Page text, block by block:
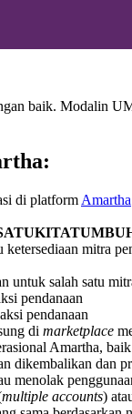
baik. Modalin
di platform Amartha
mitra
untuk salah satu
pendanaan
pendanaan
di marketplace
Amartha,
dikembalikan dan
menolak
multiple accounts)